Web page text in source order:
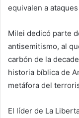
equivalen a
Milei dedicó parte
antisemitismo, al
carbón de la
historia bíblica de
metáfora del
El líder de La